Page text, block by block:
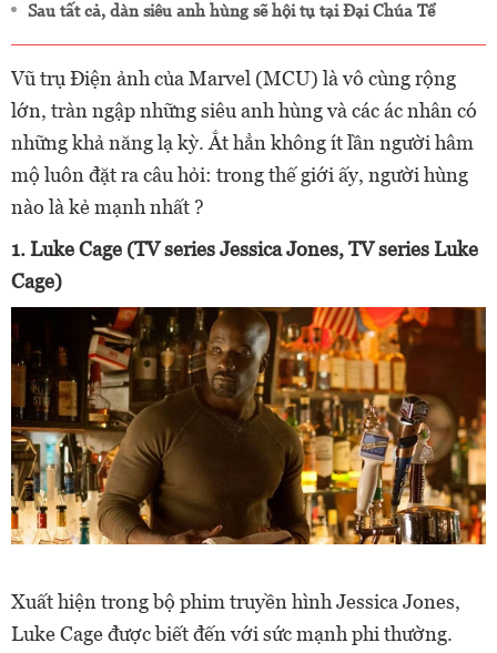
Sau tất cả, dàn siêu anh hùng sẽ hội tụ tại Đại Chúa Tể
Vũ trụ Điện ảnh của Marvel (MCU) là vô cùng rộng
lớn, tràn ngập những siêu anh hùng và các ác nhân có
những khả năng lạ kỳ. Ắt hẳn không ít lần người hâm
mộ luôn đặt ra câu hỏi: trong thế giới ấy, người hùng
nào là kẻ mạnh nhất ?
1. Luke Cage (TV series Jessica Jones, TV series Luke
Cage)
Xuất hiện trong bộ phim truyền hình Jessica Jones,
Luke Cage được biết đến với sức mạnh phi thường.